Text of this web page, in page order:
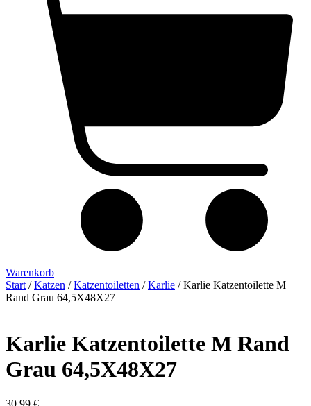
Warenkorb
Start /Katzen /Katzentoiletten /Karlie / Karlie Katzentoilette M
Rand Grau 64,5X48X27
Karlie Katzentoilette M Rand
Grau 64,5X48X27
30,99 €